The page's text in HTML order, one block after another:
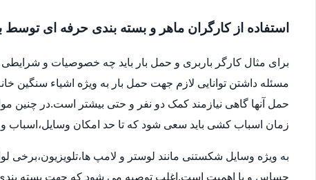
استفاده از کارگران ماهر و بسته بندی حرفه ای
برای مثال کارگر باربری و حمل بار باید چه خصوصیات و
مسئله داشتن توانایی لازم جهت حمل بار به ویژه اشیاء
حمل آنها گاهی نیازمند کمک دو نفر و حتی بیشتر است.در چنین
زمان اسباب کشی باید سعی شود که تا حد امکان وسایل،اسباب و
به ویژه وسایل شکستنی مانند لوستر و لامپ ها،تلویزیون،برخی
حساس و با اهمیت است.اغلب توصیه می شود که جهت بسته